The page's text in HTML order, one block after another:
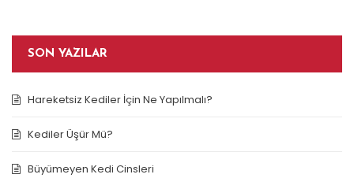
SON YAZILAR
Hareketsiz Kediler İçin Ne Yapılmalı?
Kediler Üşür Mü?
Büyümeyen Kedi Cinsleri